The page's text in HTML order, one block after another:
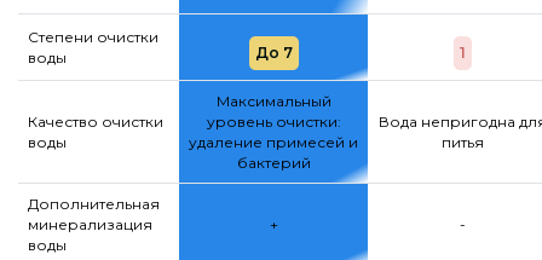
Степени очистки
воды
До 7 1
Качество очистки
воды
Максимальный
уровень очистки:
удаление примесей и
бактерий
Вода непригодна
питья
Дополнительная
минерализация
воды
+ -